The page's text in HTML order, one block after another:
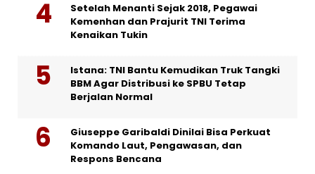
Setelah Menanti Sejak 2018, Pegawai
Kemenhan dan Prajurit TNI Terima
Kenaikan Tukin
Istana: TNI Bantu Kemudikan Truk Tangki
BBM Agar Distribusi ke SPBU Tetap
Berjalan Normal
Giuseppe Garibaldi Dinilai Bisa Perkuat
Komando Laut, Pengawasan, dan
Respons Bencana